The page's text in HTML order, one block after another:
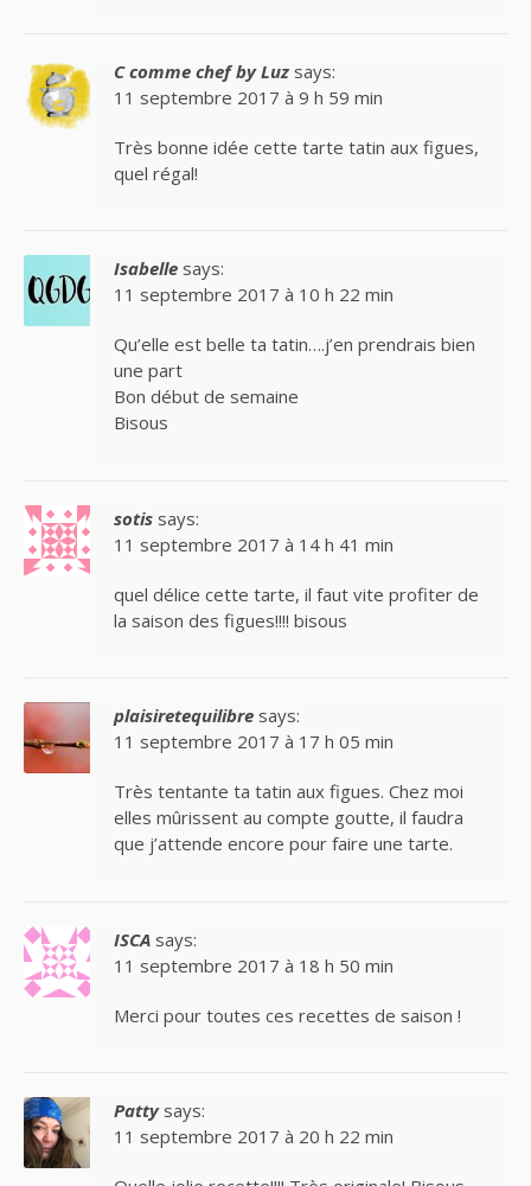
C comme chef by Luz says:
11 septembre 2017 à 9 h 59 min
Très bonne idée cette tarte tatin aux figues,
quel régal!
Isabelle says:
11 septembre 2017 à 10 h 22 min
Qu’elle est belle ta tatin….j’en prendrais bien
une part
Bon début de semaine
Bisous
sotis says:
11 septembre 2017 à 14 h 41 min
quel délice cette tarte, il faut vite profiter de
la saison des figues!!!! bisous
plaisiretequilibre says:
11 septembre 2017 à 17 h 05 min
Très tentante ta tatin aux figues. Chez moi
elles mûrissent au compte goutte, il faudra
que j’attende encore pour faire une tarte.
ISCA says:
11 septembre 2017 à 18 h 50 min
Merci pour toutes ces recettes de saison !
Patty says:
11 septembre 2017 à 20 h 22 min